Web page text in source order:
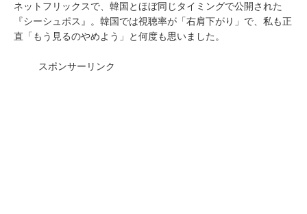
ネットフリックスで、韓国とほぼ同じタイミングで公開された
『シーシュポス』。韓国では視聴率が「右肩下がり」で、私も正
直「もう見るのやめよう」と何度も思いました。
スポンサーリンク